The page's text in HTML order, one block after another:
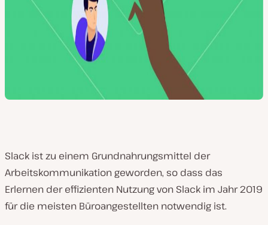
Slack ist zu einem Grundnahrungsmittel der
Arbeitskommunikation geworden, so dass das
Erlernen der effizienten Nutzung von Slack im Jahr 2019
für die meisten Büroangestellten notwendig ist.